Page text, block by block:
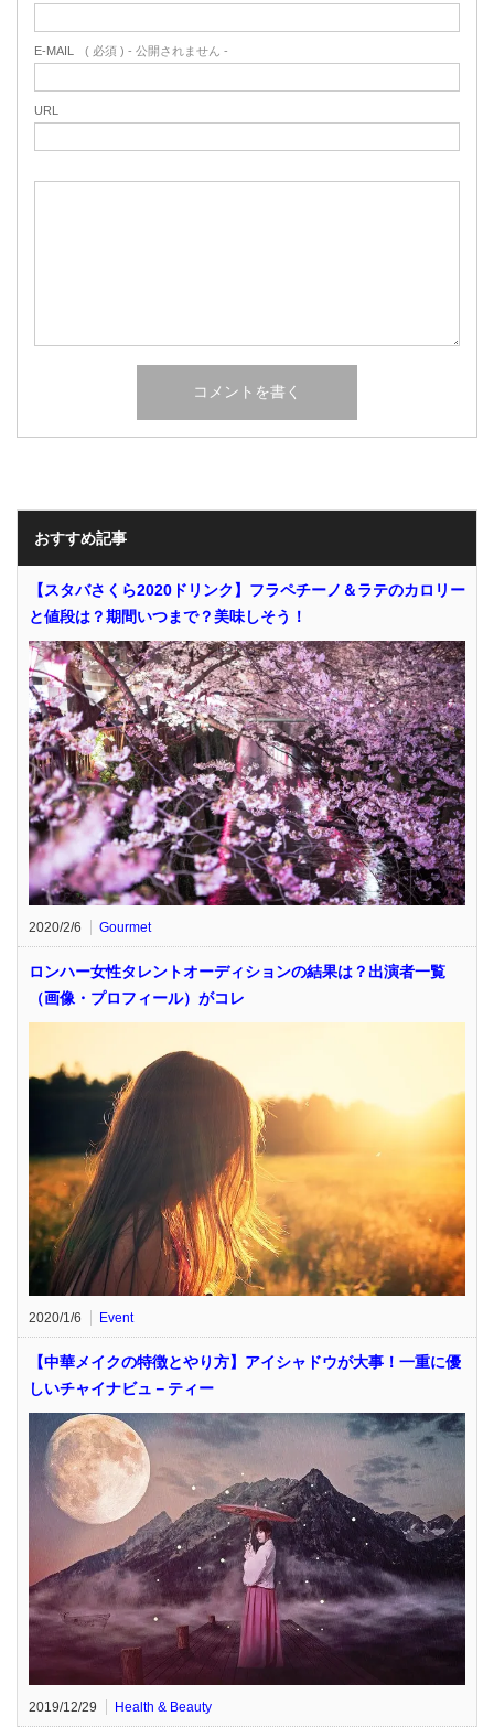
E-MAIL ( 必須 ) - 公開されません -
URL
おすすめ記事
【スタバさくら2020ドリンク】フラペチーノ＆ラテのカロリー
と値段は？期間いつまで？美味しそう！
2020/2/6 Gourmet
ロンハー女性タレントオーディションの結果は？出演者一覧
（画像・プロフィール）がコレ
2020/1/6 Event
【中華メイクの特徴とやり方】アイシャドウが大事！一重に優
しいチャイナビュ－ティー
2019/12/29 Health & Beauty